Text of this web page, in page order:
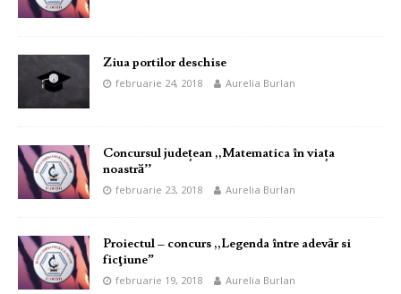
Ziua portilor deschise
februarie 24, 2018 Aurelia Burlan
Concursul județean ,,Matematica în viața
noastrӑ’’
februarie 23, 2018 Aurelia Burlan
Proiectul – concurs ,,Legenda între adevǎr si
ficţiune”
februarie 19, 2018 Aurelia Burlan